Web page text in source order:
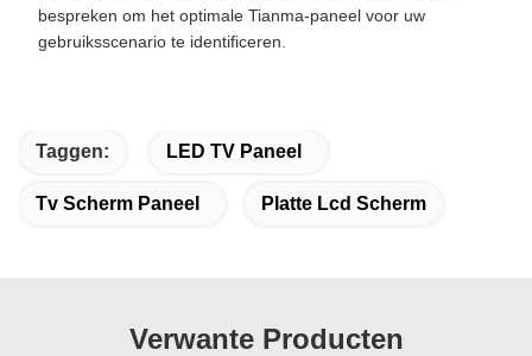
bespreken om het optimale Tianma-paneel voor uw
gebruiksscenario te identificeren.
Taggen: LED TV Paneel
Tv Scherm Paneel Platte Lcd Scherm
Verwante Producten